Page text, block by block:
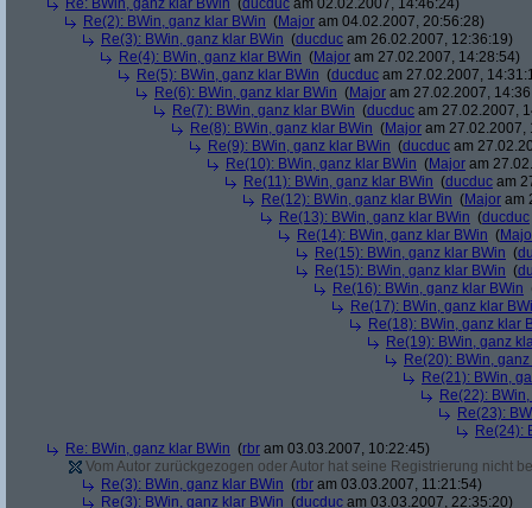
Re: BWin, ganz klar BWin (ducduc am 02.02.2007, 14:46:24)
Re(2): BWin, ganz klar BWin (Major am 04.02.2007, 20:56:28)
Re(3): BWin, ganz klar BWin (ducduc am 26.02.2007, 12:36:19)
Re(4): BWin, ganz klar BWin (Major am 27.02.2007, 14:28:54)
Re(5): BWin, ganz klar BWin (ducduc am 27.02.2007,
Re(6): BWin, ganz klar BWin (Major am 27.02.2007,
Re(7): BWin, ganz klar BWin (ducduc am 27.02.2007,
Re(8): BWin, ganz klar BWin (Major am 27.02.2007,
Re(9): BWin, ganz klar BWin (ducduc am
Re(10): BWin, ganz klar BWin (Major am
Re(11): BWin, ganz klar BWin (ducduc am
Re(12): BWin, ganz klar BWin (Major am
Re(13): BWin, ganz klar BWin (ducduc
Re(14): BWin, ganz klar BWin (
Re(15): BWin, ganz klar BWin (
Re(15): BWin, ganz klar BWin (
Re(16): BWin, ganz klar BWin
Re(17): BWin, ganz klar
Re(18): BWin, ganz klar
Re(19): BWin, ganz
Re(20): BWin,
Re(21): BWin,
Re(22):
Re(23):
Re(24):
Re: BWin, ganz klar BWin (rbr am 03.03.2007, 10:22:45)
Vom Autor zurückgezogen oder Autor hat seine Registrierung nicht
Re(3): BWin, ganz klar BWin (rbr am 03.03.2007, 11:21:54)
Re(3): BWin, ganz klar BWin (ducduc am 03.03.2007, 22:35:20)